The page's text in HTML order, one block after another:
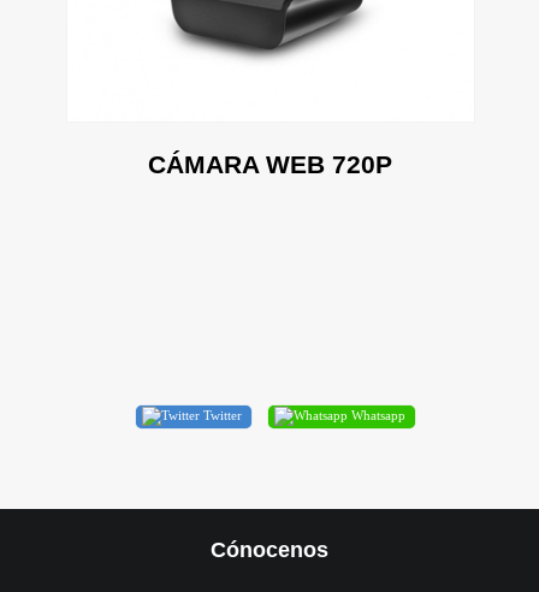
CÁMARA WEB 720P
Twitter Whatsapp
Cónocenos